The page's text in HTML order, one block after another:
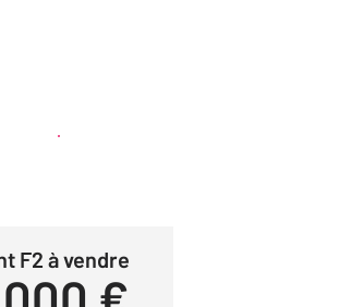
Créer une alerte
F2 à vendre